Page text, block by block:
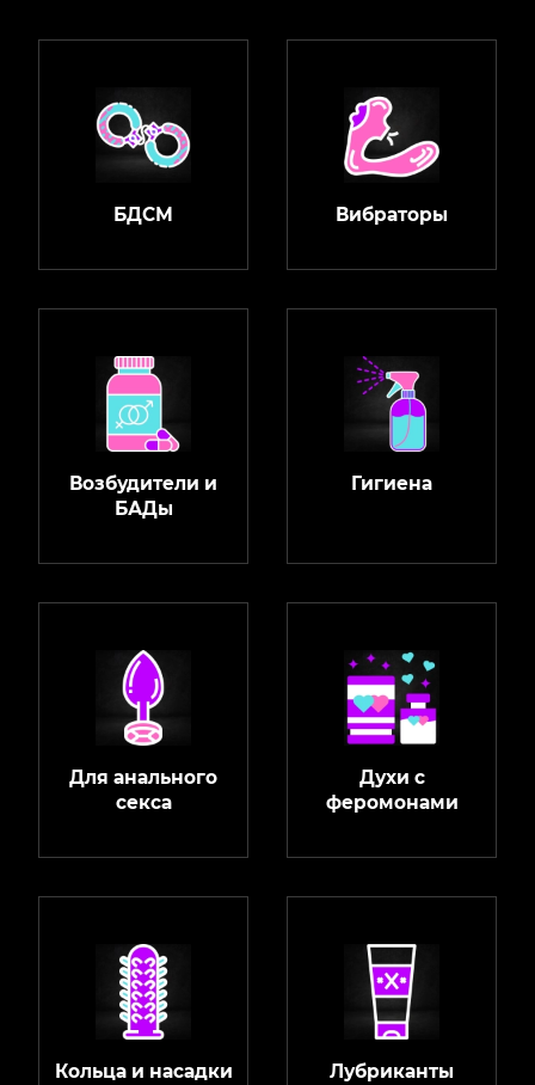
БДСМ Вибраторы
Возбудители и
БАДы
Гигиена
Для анального
секса
Духи с
феромонами
Кольца и насадки
Лубриканты